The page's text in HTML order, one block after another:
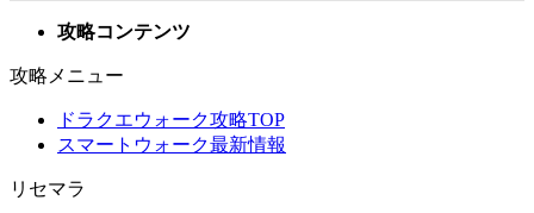
攻略コンテンツ
攻略メニュー
ドラクエウォーク攻略TOP
スマートウォーク最新情報
リセマラ